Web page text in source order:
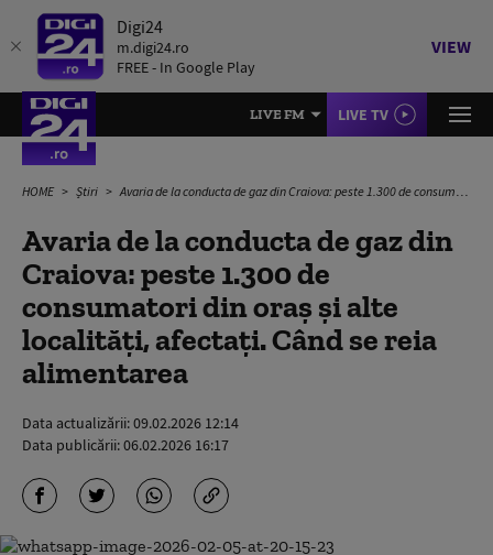
Digi24
m.digi24.ro
FREE - In Google Play
VIEW
LIVE FM LIVE TV
HOME Știri Avaria de la conducta de gaz din Craiova: peste 1.300 de consumatori din oraș și alte localități, afectați. Când se reia alimentarea
Avaria de la conducta de gaz din
Craiova: peste 1.300 de
consumatori din oraș și alte
localități, afectați. Când se reia
alimentarea
Data actualizării:09.02.2026 12:14
Data publicării:06.02.2026 16:17